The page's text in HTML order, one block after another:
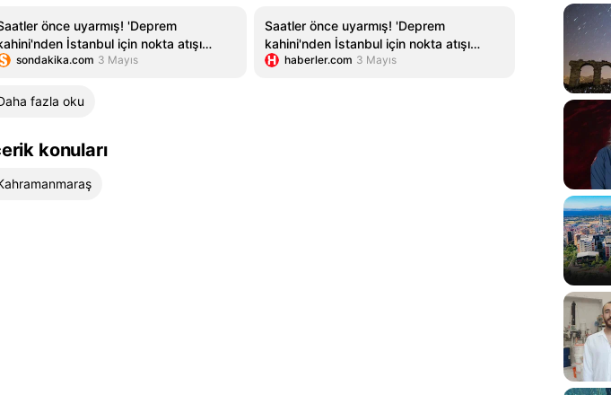
önce uyarmış! 'Deprem
İstanbul için nokta atışı
sondakika.com 3 Mayıs
Saatler önce uyarmış! 'Deprem
kahini'nden İstanbul için nokta atışı
tahminhaberler.com 3 Mayıs
fazla oku
konuları